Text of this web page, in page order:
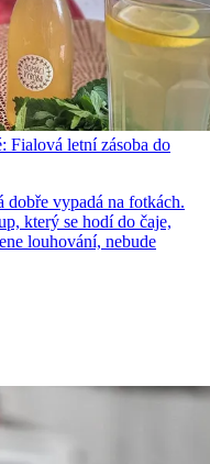
Fialová letní zásoba do
dobře vypadá na fotkách.
který se hodí do čaje,
louhování, nebude